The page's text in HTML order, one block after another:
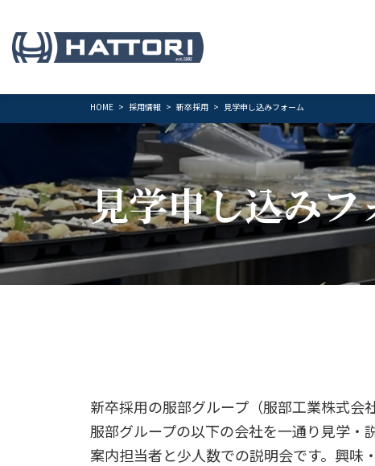
HOME 採用情報 新卒採用 見学申し込みフォーム
見学申し込みフ
新卒採用の服部グループ（服部工業株式会
服部グループの以下の会社を一通り見学・
案内担当者と少人数での説明会です。興味